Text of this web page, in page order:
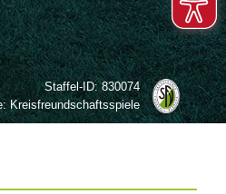
Staffel-ID:830074
Kreisfreundschaftsspiele